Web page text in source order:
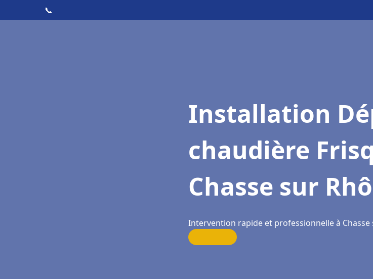
📞
Installation
chaudière
Chasse sur
Intervention rapide et professionnelle à Chasse